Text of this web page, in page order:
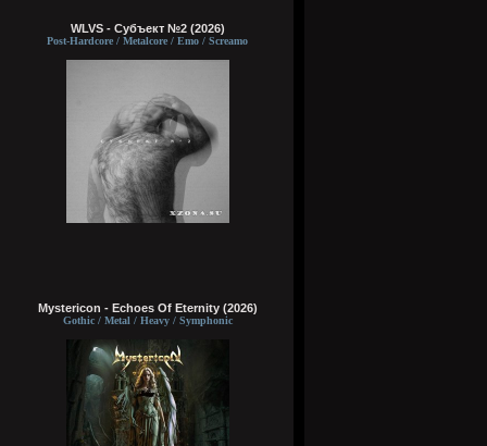
WLVS - Субъект №2 (2026)
Post-Hardcore / Metalcore / Emo / Screamo
Mystericon - Echoes Of Eternity (2026)
Gothic / Metal / Heavy / Symphonic